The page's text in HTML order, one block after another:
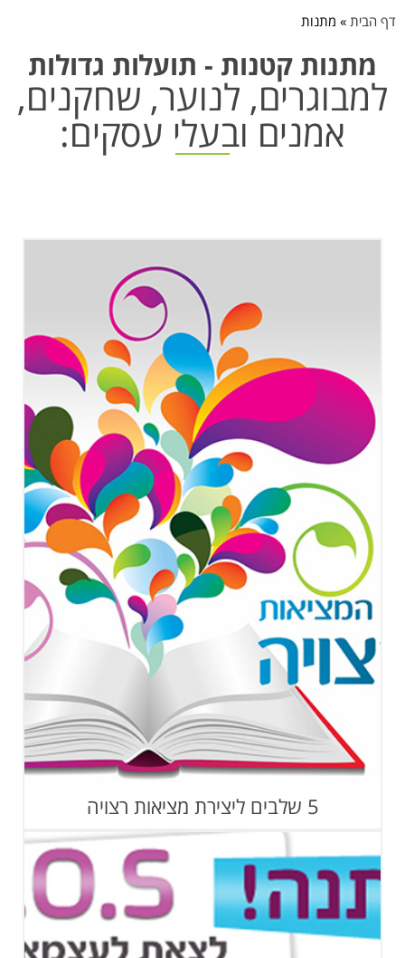
דף הבית » מתנות
מתנות קטנות - תועלות גדולות
למבוגרים, לנוער, שחקנים,
אמנים ובעלי עסקים:
5 שלבים ליצירת מציאות רצויה